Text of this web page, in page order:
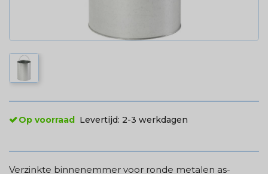
Op voorraad Levertijd: 2-3 werkdagen
Verzinkte binnenemmer voor ronde metalen as-